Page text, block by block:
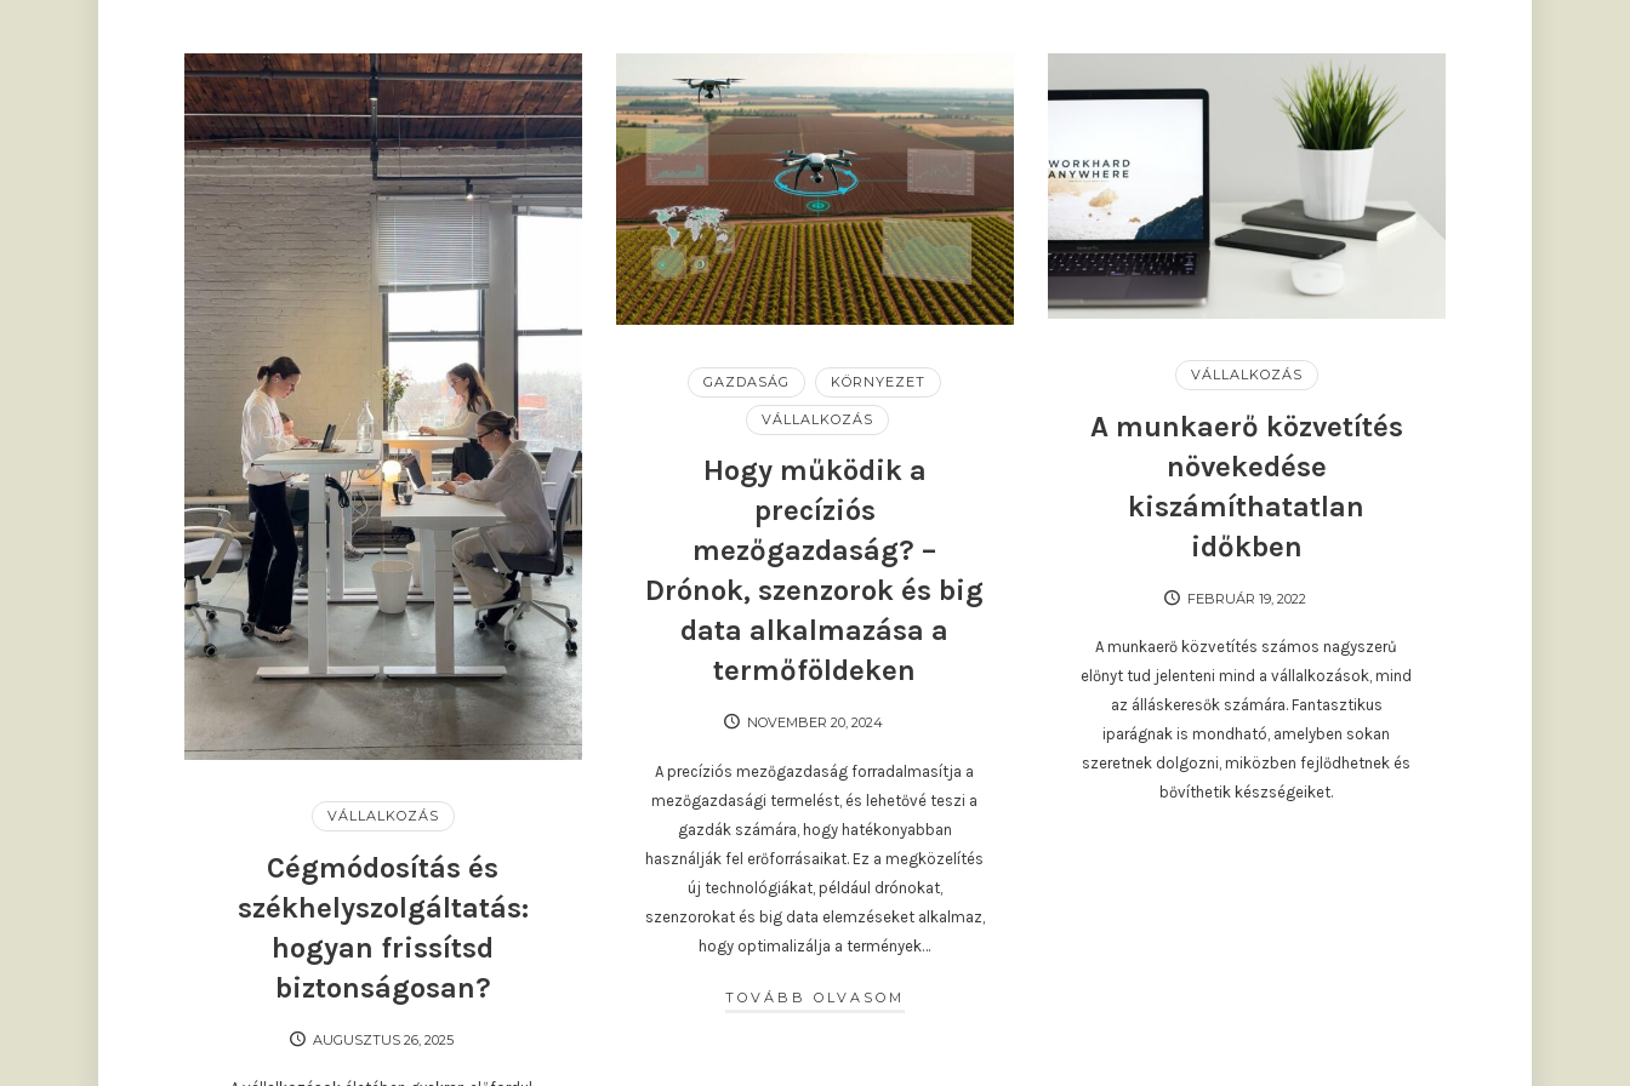
VÁLLALKOZÁS
Cégmódosítás és
székhelyszolgáltatás:
hogyan frissítsd
biztonságosan?
AUGUSZTUS 26, 2025
GAZDASÁG KÖRNYEZET
VÁLLALKOZÁS
Hogy működik a
precíziós
mezőgazdaság? –
Drónok, szenzorok és big
data alkalmazása a
termőföldeken
NOVEMBER 20, 2024
A precíziós mezőgazdaság forradalmasítja a
mezőgazdasági termelést, és lehetővé teszi a
gazdák számára, hogy hatékonyabban
használják fel erőforrásaikat. Ez a megközelítés
új technológiákat, például drónokat,
szenzorokat és big data elemzéseket alkalmaz,
hogy optimalizálja a termények…
TOVÁBB OLVASOM
VÁLLALKOZÁS
A munkaerő közvetítés
növekedése
kiszámíthatatlan
időkben
FEBRUÁR 19, 2022
A munkaerő közvetítés számos nagyszerű
előnyt tud jelenteni mind a vállalkozások, mind
az álláskeresők számára. Fantasztikus
iparágnak is mondható, amelyben sokan
szeretnek dolgozni, miközben fejlődhetnek és
bővíthetik készségeiket.